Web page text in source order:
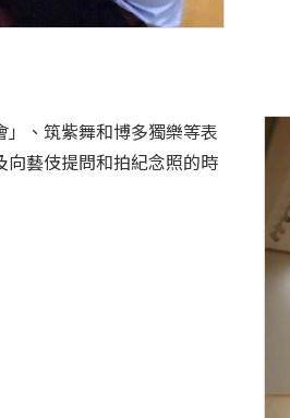
、筑紫舞和博多獨樂等表
藝伎提問和拍紀念照的時